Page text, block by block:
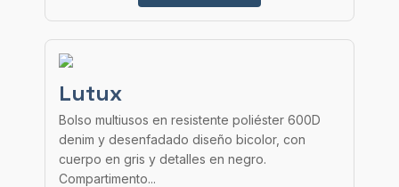
Lutux
Bolso multiusos en resistente poliéster 600D
denim y desenfadado diseño bicolor, con
cuerpo en gris y detalles en negro.
Compartimento...